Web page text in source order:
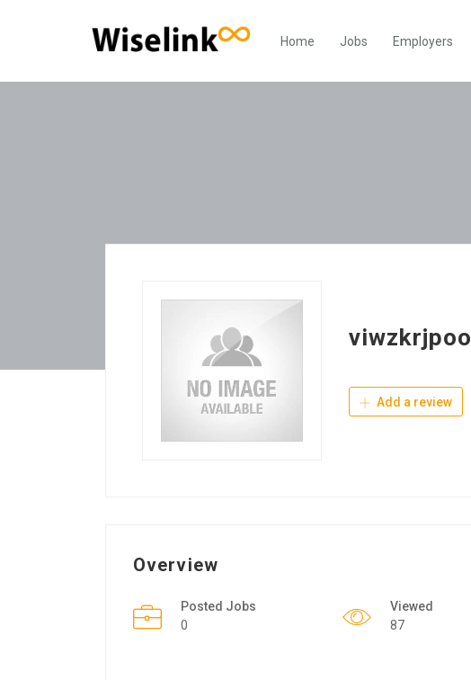
Home Jobs Employers
viwzkrjpoo
Add a review
Overview
Posted Jobs
0
Viewed
87